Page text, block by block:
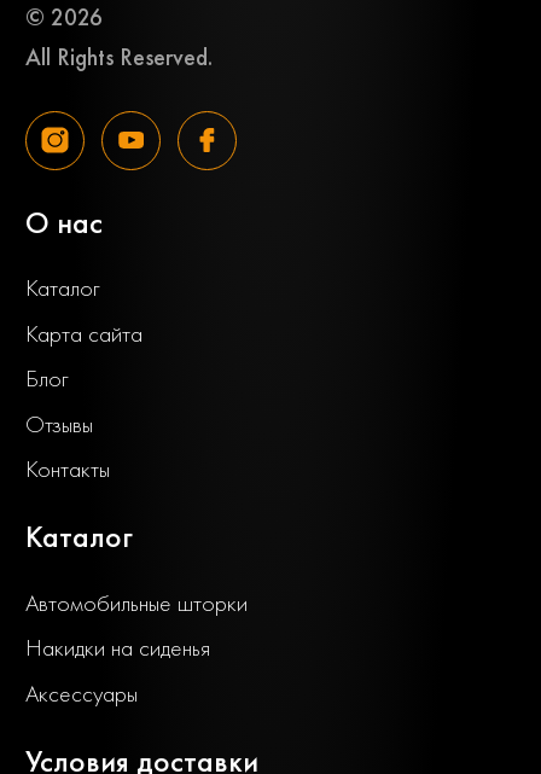
© 2026
All Rights Reserved.
О нас
Каталог
Карта сайта
Блог
Отзывы
Контакты
Каталог
Автомобильные шторки
Накидки на сиденья
Аксессуары
Условия доставки